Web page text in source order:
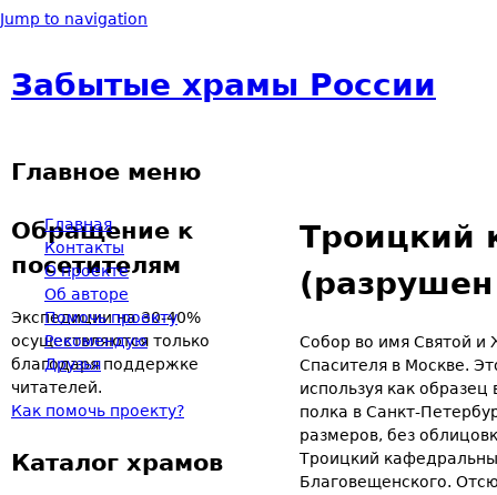
Jump to navigation
Забытые храмы России
Троицкий
Собор во имя Святой и
Спасителя в Москве.
используя как
полка в Санкт-
размеров, без
Троицкий
Благовещенского.
Главное меню
Главная
Контакты
О проекте
Об авторе
Помочь проекту
Рекомендую
Друзья
Обращение к
посетителям
Экспедиции на 30-40%
осуществляются только
благодаря поддержке
читателей.
Как помочь проекту?
Каталог храмов